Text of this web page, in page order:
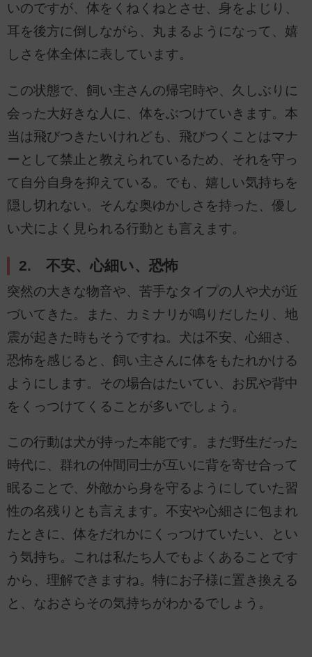
いのですが、体をくねくねとさせ、身をよじり、
耳を後方に倒しながら、丸まるようになって、嬉
しさを体全体に表しています。
この状態で、飼い主さんの帰宅時や、久しぶりに
会った大好きな人に、体をぶつけていきます。本
当は飛びつきたいけれども、飛びつくことはマナ
ーとして禁止と教えられているため、それを守っ
て自分自身を抑えている。でも、嬉しい気持ちを
隠し切れない。そんな奥ゆかしさを持った、優し
い犬によく見られる行動とも言えます。
2. 不安、心細い、恐怖
突然の大きな物音や、苦手なタイプの人や犬が近
づいてきた。また、カミナリが鳴りだしたり、地
震が起きた時もそうですね。犬は不安、心細さ、
恐怖を感じると、飼い主さんに体をもたれかける
ようにします。その場合はたいてい、お尻や背中
をくっつけてくることが多いでしょう。
この行動は犬が持った本能です。まだ野生だった
時代に、群れの仲間同士が互いに背を寄せ合って
眠ることで、外敵から身を守るようにしていた習
性の名残りとも言えます。不安や心細さに包まれ
たときに、体をだれかにくっつけていたい、とい
う気持ち。これは私たち人でもよくあることです
から、理解できますね。特にお子様に置き換える
と、なおさらその気持ちがわかるでしょう。